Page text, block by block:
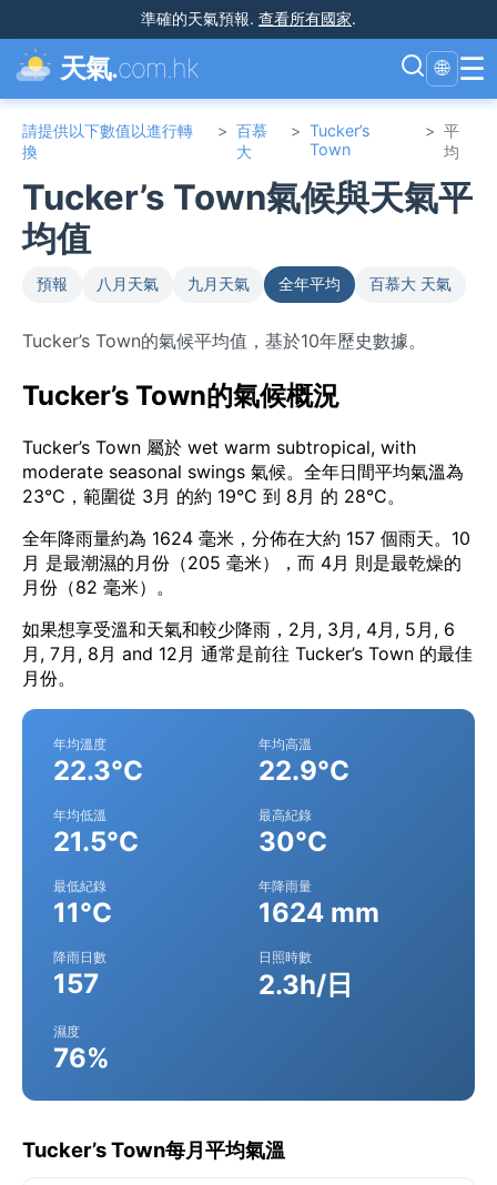
準確的天氣預報. 查看所有國家.
天氣.com.hk 🌐 ☰
請提供以下數值以進行轉
換
> 百慕
大
> Tucker’s
Town
> 平
均
Tucker’s Town氣候與天氣平
均值
預報 八月天氣 九月天氣 全年平均 百慕大 天氣
Tucker’s Town的氣候平均值，基於10年歷史數據。
Tucker’s Town的氣候概況
Tucker’s Town 屬於 wet warm subtropical, with
moderate seasonal swings 氣候。全年日間平均氣溫為
23°C，範圍從 3月 的約 19°C 到 8月 的 28°C。
全年降雨量約為 1624 毫米，分佈在大約 157 個雨天。10
月 是最潮濕的月份（205 毫米），而 4月 則是最乾燥的
月份（82 毫米）。
如果想享受溫和天氣和較少降雨，2月, 3月, 4月, 5月, 6
月, 7月, 8月 and 12月 通常是前往 Tucker’s Town 的最佳
月份。
年均溫度
22.3°C
年均高溫
22.9°C
年均低溫
21.5°C
最高紀錄
30°C
最低紀錄
11°C
年降雨量
1624 mm
降雨日數
157
日照時數
2.3h/日
濕度
76%
Tucker’s Town每月平均氣溫